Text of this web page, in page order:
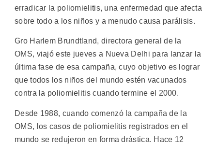
erradicar la poliomielitis, una enfermedad que afecta
sobre todo a los niños y a menudo causa parálisis.
Gro Harlem Brundtland, directora general de la
OMS, viajó este jueves a Nueva Delhi para lanzar la
última fase de esa campaña, cuyo objetivo es lograr
que todos los niños del mundo estén vacunados
contra la poliomielitis cuando termine el 2000.
Desde 1988, cuando comenzó la campaña de la
OMS, los casos de poliomielitis registrados en el
mundo se redujeron en forma drástica. Hace 12